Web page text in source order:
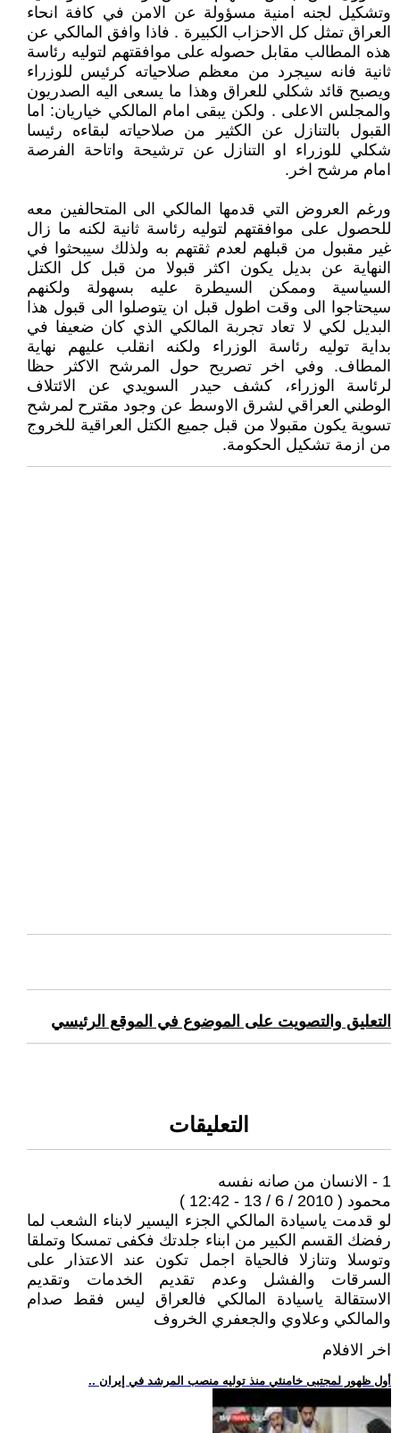
وتشكيل لجنه امنية مسؤولة عن الامن في كافة انحاء
العراق تمثل كل الاحزاب الكبيرة . فاذا وافق المالكي عن
هذه المطالب مقابل حصوله على موافقتهم لتوليه رئاسة
ثانية فانه سيجرد من معظم صلاحياته كرئيس للوزراء
ويصبح قائد شكلي للعراق وهذا ما يسعى اليه الصدريون
والمجلس الاعلى . ولكن يبقى امام المالكي خياريان: اما
القبول بالتنازل عن الكثير من صلاحياته لبقاءه رئيسا
شكلي للوزراء او التنازل عن ترشيحة واتاحة الفرصة
امام مرشح اخر.
ورغم العروض التي قدمها المالكي الى المتحالفين معه
للحصول على موافقتهم لتوليه رئاسة ثانية لكنه ما زال
غير مقبول من قبلهم لعدم ثقتهم به ولذلك سيبحثوا في
النهاية عن بديل يكون اكثر قبولا من قبل كل الكتل
السياسية وممكن السيطرة عليه بسهولة ولكنهم
سيحتاجوا الى وقت اطول قبل ان يتوصلوا الى قبول هذا
البديل لكي لا تعاد تجربة المالكي الذي كان ضعيفا في
بداية توليه رئاسة الوزراء ولكنه انقلب عليهم نهاية
المطاف. وفي اخر تصريح حول المرشح الاكثر حظا
لرئاسة الوزراء، كشف حيدر السويدي عن الائتلاف
الوطني العراقي لشرق الاوسط عن وجود مقترح لمرشح
تسوية يكون مقبولا من قبل جميع الكتل العراقية للخروج
من ازمة تشكيل الحكومة.
التعليق والتصويت على الموضوع في الموقع الرئيسي
التعليقات
1 - الانسان من صانه نفسه
محمود ( 2010 / 6 / 13 - 12:42 )
لو قدمت ياسيادة المالكي الجزء اليسير لابناء الشعب لما
رفضك القسم الكبير من ابناء جلدتك فكفى تمسكا وتملقا
وتوسلا وتنازلا فالحياة اجمل تكون عند الاعتذار على
السرقات والفشل وعدم تقديم الخدمات وتقديم
الاستقالة ياسيادة المالكي فالعراق ليس فقط صدام
والمالكي وعلاوي والجعفري الخروف
اخر الافلام
.. أول ظهور لمجتبى خامنئي منذ توليه منصب المرشد في إيران